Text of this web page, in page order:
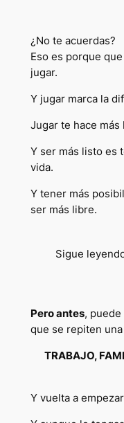
¿No te acuerdas?
Eso es porque
jugar.
Y jugar marca la
Jugar te hace más
Y ser más listo es
vida.
Y tener más
ser más libre.
Sigue
Pero antes, puede
que se repiten
TRABAJO,
Y vuelta a